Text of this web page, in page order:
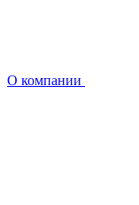
О компании